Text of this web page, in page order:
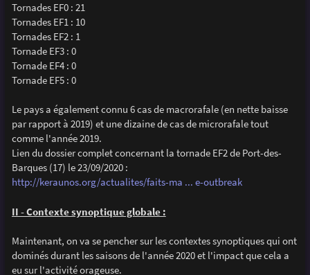
Tornades EF0 : 21
Tornades EF1 : 10
Tornades EF2 : 1
Tornade EF3 : 0
Tornade EF4 : 0
Tornade EF5 : 0
Le pays a également connu 6 cas de macrorafale (en nette baisse
par rapport à 2019) et une dizaine de cas de microrafale tout
comme l'année 2019.
Lien du dossier complet concernant la tornade EF2 de Port-des-
Barques (17) le 23/09/2020 :
http://keraunos.org/actualites/faits-ma ... e-outbreak
II - Contexte synoptique globale :
Maintenant, on va se pencher sur les contextes synoptiques qui ont
dominés durant les saisons de l'année 2020 et l'impact que cela a
eu sur l'activité orageuse.